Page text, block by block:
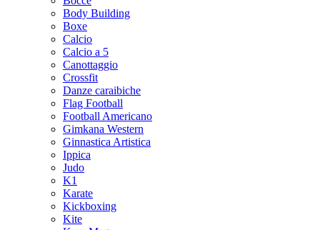
Body Building
Boxe
Calcio
Calcio a 5
Canottaggio
Crossfit
Danze caraibiche
Flag Football
Football Americano
Gimkana Western
Ginnastica Artistica
Ippica
Judo
K1
Karate
Kickboxing
Kite